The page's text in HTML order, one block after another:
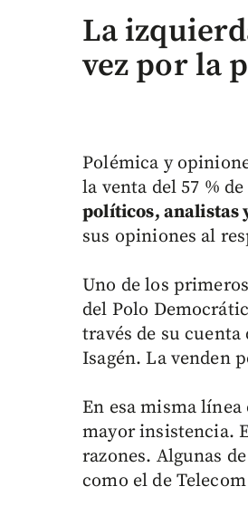
La
vez por la
Polémica y
la venta del 57 %
políticos, analistas
sus opiniones al
Uno de los
del Polo
través de su
Isagén. La venden
En esa misma
mayor insistencia.
razones. Algunas
como el de